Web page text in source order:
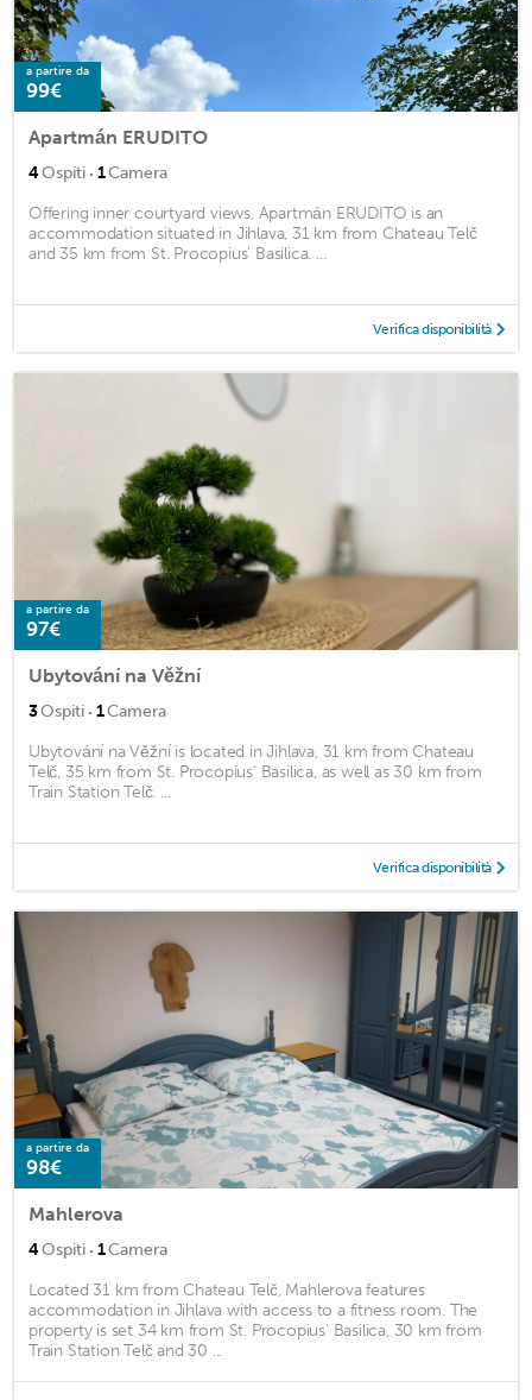
a partire da
99€
Apartmán ERUDITO
4Ospiti · 1Camera
Offering inner courtyard views, Apartmán ERUDITO is an
accommodation situated in Jihlava, 31 km from Chateau Telč
and 35 km from St. Procopius' Basilica. ...
Verifica disponibilità
a partire da
97€
Ubytování na Věžní
3Ospiti · 1Camera
Ubytování na Věžní is located in Jihlava, 31 km from Chateau
Telč, 35 km from St. Procopius' Basilica, as well as 30 km from
Train Station Telč. ...
Verifica disponibilità
a partire da
98€
Mahlerova
4Ospiti · 1Camera
Located 31 km from Chateau Telč, Mahlerova features
accommodation in Jihlava with access to a fitness room. The
property is set 34 km from St. Procopius' Basilica, 30 km from
Train Station Telč and 30 ...